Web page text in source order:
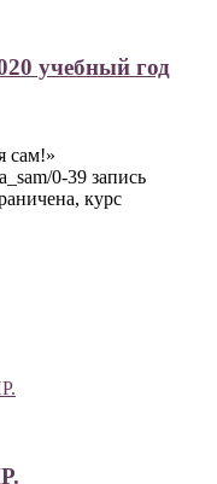
учебный год
сам!»
0-39 запись
курс